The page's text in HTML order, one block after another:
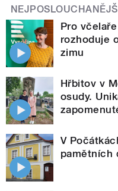
Pro
rozhoduje
zimu
Hřbitov v
osudy.
V
pamětních